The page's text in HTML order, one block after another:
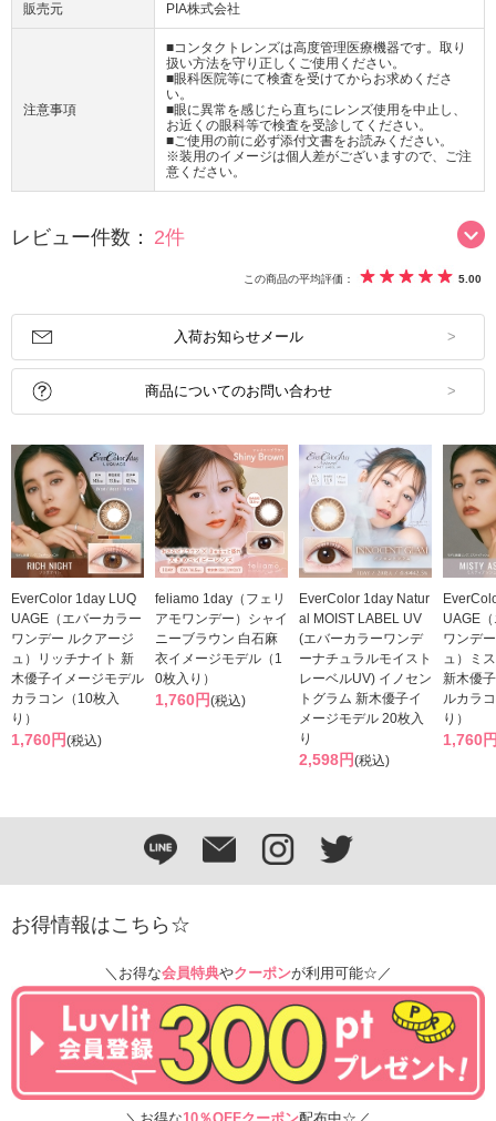
販売元 PIA株式会社
注意事項
■コンタクトレンズは高度管理医療機器です。取り
扱い方法を守り正しくご使用ください。
■眼科医院等にて検査を受けてからお求めくださ
い。
■眼に異常を感じたら直ちにレンズ使用を中止し、
お近くの眼科等で検査を受診してください。
■ご使用の前に必ず添付文書をお読みください。
※装用のイメージは個人差がございますので、ご注
意ください。
レビュー件数： 2件
この商品の平均評価： 5.00
入荷お知らせメール
商品についてのお問い合わせ
EverColor 1day LUQ
UAGE（エバーカラー
ワンデー ルクアージ
ュ）リッチナイト 新
木優子イメージモデル
カラコン（10枚入
り）
1,760円(税込)
feliamo 1day（フェリ
アモワンデー）シャイ
ニーブラウン 白石麻
衣イメージモデル（1
0枚入り）
1,760円(税込)
EverColor 1day Natur
al MOIST LABEL UV
(エバーカラーワンデ
ーナチュラルモイスト
レーベルUV) イノセン
トグラム 新木優子イ
メージモデル 20枚入
り
2,598円(税込)
UAGE
ワンデ
ュ）ミ
新木優
ルカラ
り）
1,760
お得情報はこちら☆
＼お得な会員特典やクーポンが利用可能☆／